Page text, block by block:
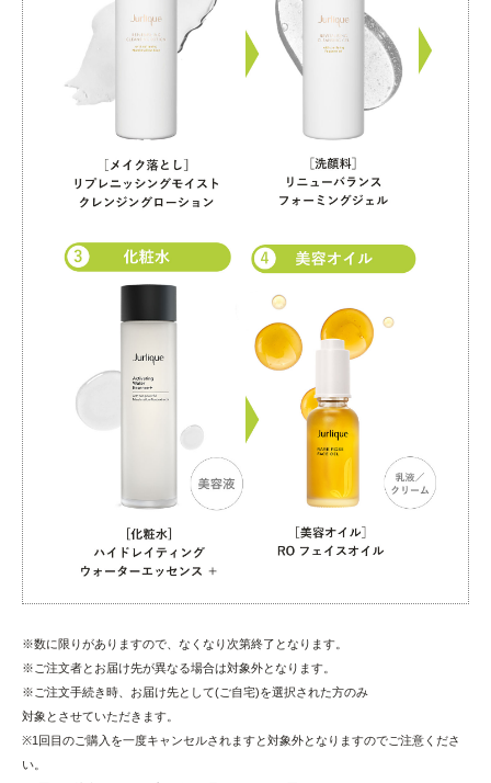
※数に限りがありますので、なくなり次第終了となります。
※ご注文者とお届け先が異なる場合は対象外となります。
※ご注文手続き時、お届け先として(ご自宅)を選択された方のみ
対象とさせていただきます。
※1回目のご購入を一度キャンセルされますと対象外となりますのでご注意くださ
い。